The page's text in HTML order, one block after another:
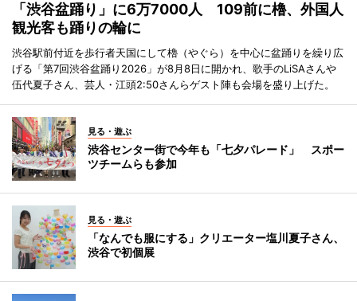
「渋谷盆踊り」に6万7000人 109前に櫓、外国人
観光客も踊りの輪に
渋谷駅前付近を歩行者天国にして櫓（やぐら）を中心に盆踊りを繰り広
げる「第7回渋谷盆踊り2026」が8月8日に開かれ、歌手のLiSAさんや
伍代夏子さん、芸人・江頭2:50さんらゲスト陣も会場を盛り上げた。
見る・遊ぶ
渋谷センター街で今年も「七夕パレード」 スポー
ツチームらも参加
見る・遊ぶ
「なんでも服にする」クリエーター塩川夏子さん、
渋谷で初個展